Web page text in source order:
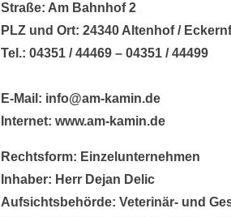
Straße: Am Bahnhof 2
PLZ und Ort: 24340 Altenhof /
Tel.: 04351 / 44469 – 04351 / 44499
E-Mail: info@am-kamin.de
Internet: www.am-kamin.de
Rechtsform: Einzelunternehmen
Inhaber: Herr Dejan Delic
Aufsichtsbehörde: Veterinär- und